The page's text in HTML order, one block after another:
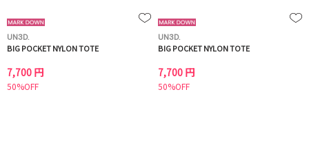
UN3D.
BIG POCKET NYLON TOTE
7,700 円
50%OFF
UN3D.
BIG POCKET NYLON TOTE
7,700 円
50%OFF